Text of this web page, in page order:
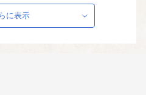
利便性・快適性を高める暮らしや
させていただきます。
に表示